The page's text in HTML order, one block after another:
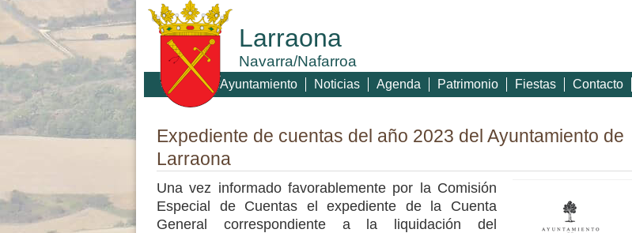
Larraona
Navarra/Nafarroa
Ayuntamiento Noticias Agenda Patrimonio Fiestas Contacto
Expediente de cuentas del año 2023 del Ayuntamiento de
Larraona
Una vez informado favorablemente por la Comisión
Especial de Cuentas el expediente de la Cuenta
General correspondiente a la liquidación del